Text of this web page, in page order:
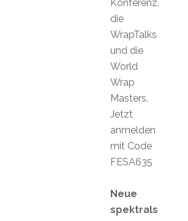
Konferenz,
die
WrapTalks
und die
World
Wrap
Masters.
Jetzt
anmelden
mit Code
FESA635
Neue
spektrals